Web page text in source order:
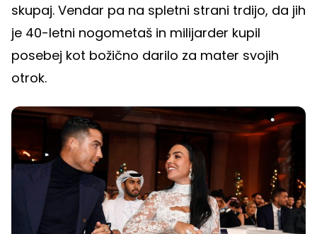
skupaj. Vendar pa na spletni strani trdijo, da jih
je 40-letni nogometaš in milijarder kupil
posebej kot božično darilo za mater svojih
otrok.